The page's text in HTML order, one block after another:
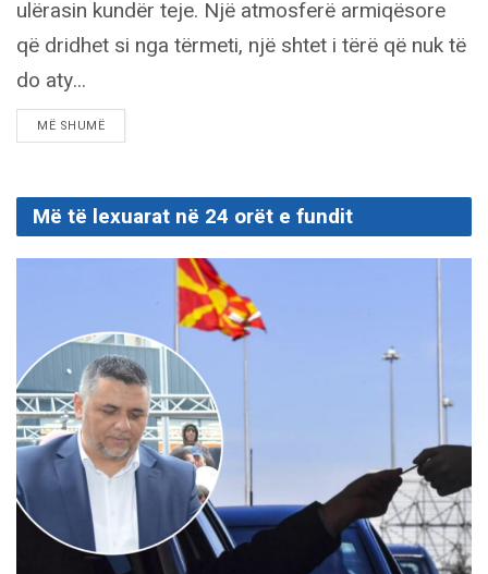
ulërasin kundër teje. Një atmosferë armiqësore
që dridhet si nga tërmeti, një shtet i tërë që nuk të
do aty...
MË SHUMËDETAILS
Më të lexuarat në 24 orët e fundit